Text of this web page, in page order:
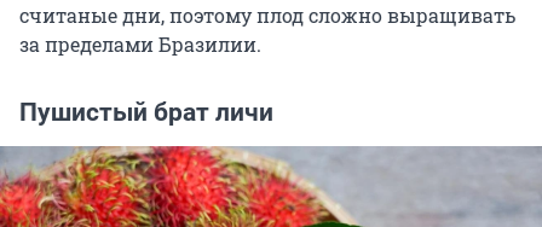
считаные дни, поэтому плод сложно выращивать
за пределами Бразилии.
Пушистый брат личи